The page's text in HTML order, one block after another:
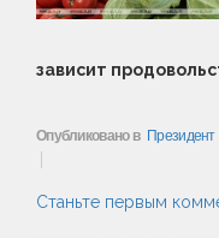
зависит
Опубликовано в Президент
Станьте первым